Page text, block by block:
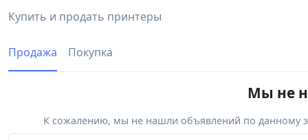
Купить и продать принтеры
Продажа Покупка
Мы не
К сожалению, мы не нашли объявлений по данному